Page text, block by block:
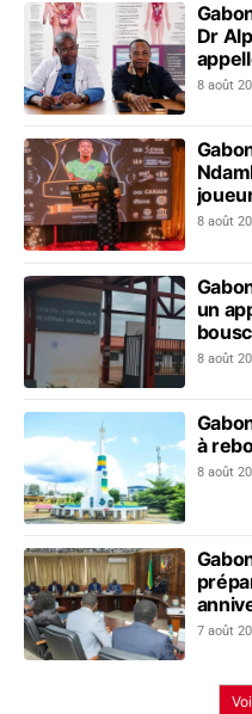
Dr
8 août
8 août
un
8 août
à
8 août
7 août